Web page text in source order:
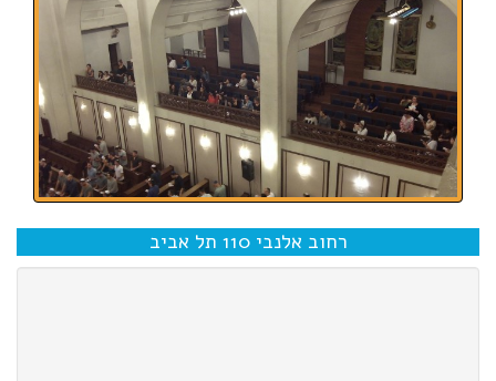
רחוב אלנבי 110 תל אביב